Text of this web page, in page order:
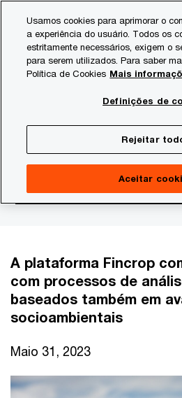
content
footer
Consultoria
Bunge lança
acelerar
agrícola a
A plataforma Fincrop
com processos de
baseados também em
socioambientais
Maio 31, 2023
Usamos cookies para aprimorar o
a experiência do usuário. Todos os
estritamente necessários, exigem o
para serem utilizados. Para saber
Política de Cookies Mais
Definições de
Rejeitar
Aceitar